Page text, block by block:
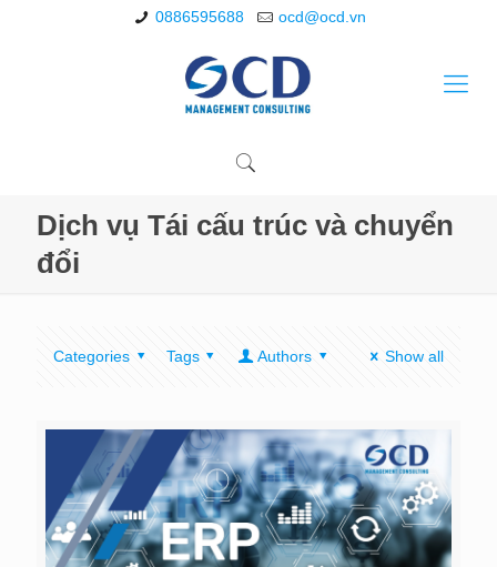
0886595688 ocd@ocd.vn
Dịch vụ Tái cấu trúc và chuyển
đổi
Categories Tags Authors Show all